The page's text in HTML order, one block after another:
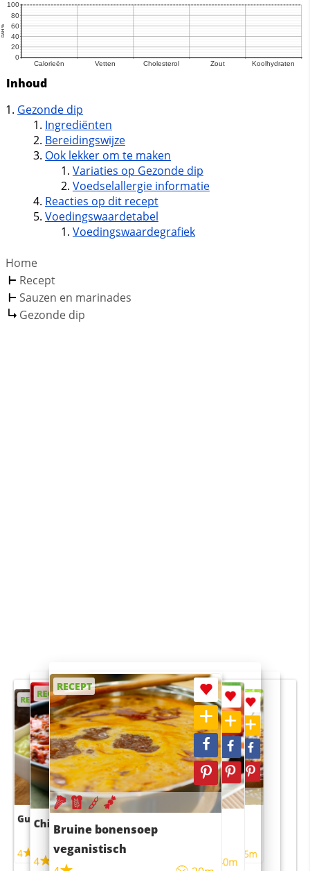
Inhoud
Gezonde dip
Ingrediënten
Bereidingswijze
Ook lekker om te maken
Variaties op Gezonde dip
Voedselallergie informatie
Reacties op dit recept
Voedingswaardetabel
Voedingswaardegrafiek
Home
Recept
Sauzen en marinades
Gezonde dip
RECEPT
Guacamole
4
RECEPT
Chili con carne
4
RECEPT
Bruine bonensoep
veganistisch
RECEPT
Sushi rijstsalade
maaltijdsalade
40m
RECEPT
4 55m